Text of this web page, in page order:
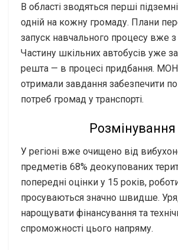
В області зводяться перші
одній на кожну громаду. Плани
запуск навчального процесу вже
Частину шкільних автобусів уже
решта — в процесі придбання. МОН
отримали завдання забезпечити
потреб громад у транспорті.
Розмінування
У регіоні вже очищено від
предметів 68% деокупованих
попередні оцінки у 15 років,
просуваються значно швидше.
нарощувати фінансування та
спроможності цього напряму.